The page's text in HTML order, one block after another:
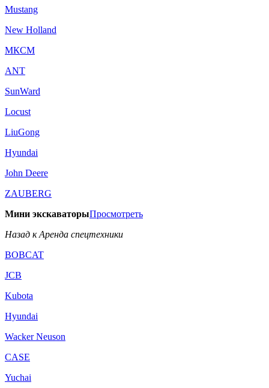
Mustang
New Holland
МКСМ
ANT
SunWard
Locust
LiuGong
Hyundai
John Deere
ZAUBERG
Мини экскаваторыПросмотреть
Назад к Аренда спецтехники
BOBCAT
JCB
Kubota
Hyundai
Wacker Neuson
CASE
Yuchai